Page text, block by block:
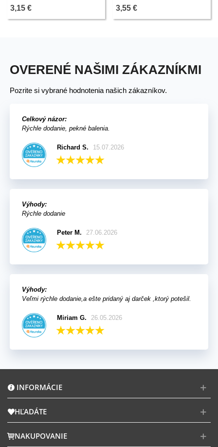
3,15 €
semiačka - 5 ks
3,55 €
OVERENÉ NAŠIMI ZÁKAZNÍKMI
Pozrite si vybrané hodnotenia našich zákazníkov.
Celkový názor:
Rýchle dodanie, pekné balenia.
Richard S. 15.07.2026
Výhody:
Rýchle dodanie
Peter M. 27.06.2026
Výhody:
Veľmi rýchle dodanie,a ešte pridaný aj darček ,ktorý potešil.
Miriam G. 26.05.2026
INFORMÁCIE
HĽADÁTE
NAKUPOVANIE